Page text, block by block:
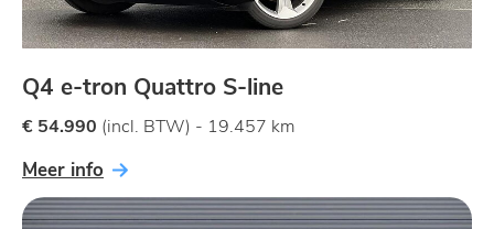
Q4 e-tron Quattro S-line
€ 54.990 (incl. BTW) - 19.457 km
Meer info